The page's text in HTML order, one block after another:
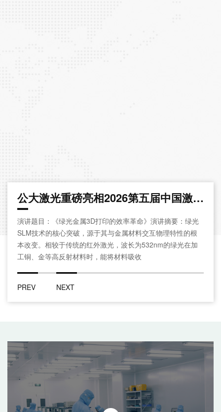
公大激光重磅亮相2026第五届中国激光领军人物大会暨上市公司峰会
率革命》演讲摘要：绿光
属材料交互物理特性的根
波长为532nm的绿光在加
料吸收
PREV NEXT